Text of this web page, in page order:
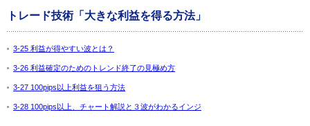
トレード技術「大きな利益を得る方法」
3-25 利益が得やすい波とは？
3-26 利益確定のためのトレンド終了の見極め方
3-27 100pips以上利益を狙う方法
3-28 100pips以上、チャート解説と３波がわかるインジ